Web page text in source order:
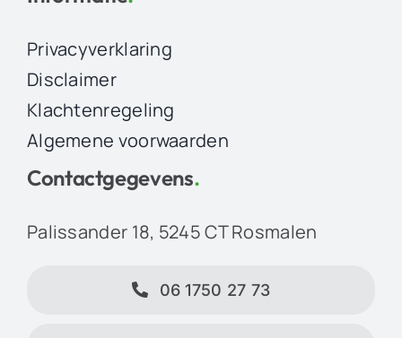
Privacyverklaring
Disclaimer
Klachtenregeling
Algemene voorwaarden
Contactgegevens.
Palissander 18, 5245 CT Rosmalen
06 1750 27 73